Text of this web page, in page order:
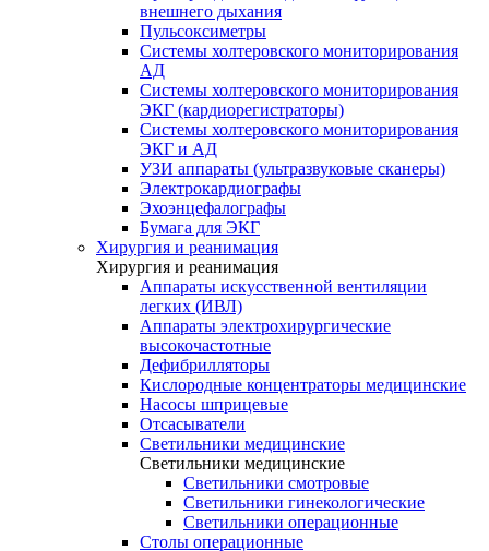
внешнего дыхания
Пульсоксиметры
Системы холтеровского мониторирования
АД
Системы холтеровского мониторирования
ЭКГ (кардиорегистраторы)
Системы холтеровского мониторирования
ЭКГ и АД
УЗИ аппараты (ультразвуковые сканеры)
Электрокардиографы
Эхоэнцефалографы
Бумага для ЭКГ
Хирургия и реанимация
Хирургия и реанимация
Аппараты искусственной вентиляции
легких (ИВЛ)
Аппараты электрохирургические
высокочастотные
Дефибрилляторы
Кислородные концентраторы медицинские
Насосы шприцевые
Отсасыватели
Светильники медицинские
Светильники медицинские
Светильники смотровые
Светильники гинекологические
Светильники операционные
Столы операционные